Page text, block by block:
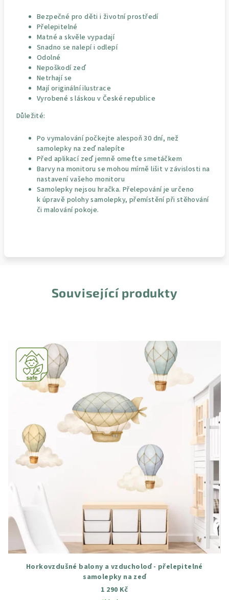
Bezpečné pro děti i životní prostředí
Přelepitelné
Matné a skvěle vypadají
Snadno se nalepí i odlepí
Odolné
Nepoškodí zeď
Netrhají se
Mají originální ilustrace
Vyrobené s láskou v České republice
Důležité:
Po vymalování počkejte alespoň 30 dní, než
samolepky na zeď nalepíte
Před aplikací zeď jemně omeťte smetáčkem
Barvy na monitoru se mohou mírně lišit v závislosti na
nastavení vašeho monitoru
Samolepky nejsou hračka. Přelepování je určeno
k úpravě polohy samolepky, přemístění při stěhování
či malování pokoje.
Související produkty
Horkovzdušné balony a vzducholoď - přelepitelné
samolepky na zeď
1 290 Kč